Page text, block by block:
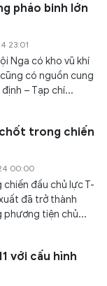
pháo binh lớn
23:01
Nga có kho vũ khí
có nguồn cung
– Tạp chí...
trong chiến
00:00
đấu chủ lực T-
đã trở thành
tiện chủ...
với cấu hình